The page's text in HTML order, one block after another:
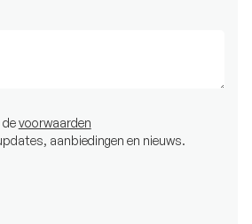
voorwaarden
aanbiedingen en nieuws.